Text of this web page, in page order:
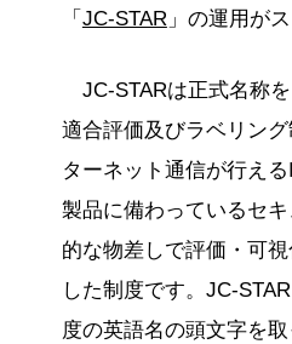
「 JC-STAR 」の運用が
JC-STARは正式名称
適合評価及びラベリン
ターネット通信が行える
製品に備わっているセ
的な物差しで評価・可
した制度です。JC-
度の英語名の頭文字を